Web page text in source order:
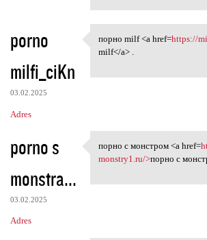
porno
milfi_ciKn
03.02.2025
Adres
порно milf <a
порно milf <a href=https://
milf</a> .
porno s
monstra...
03.02.2025
Adres
порно с монстром
порно с монстром <a href=
monstry1.ru/>порно с